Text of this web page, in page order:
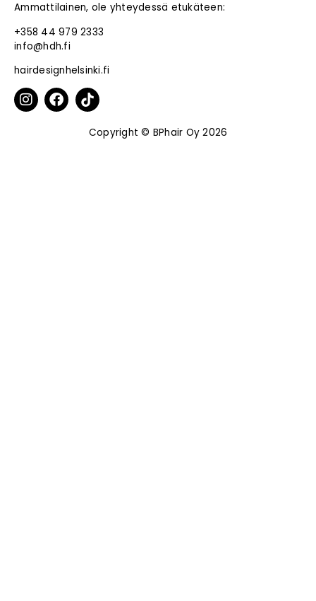
Ammattilainen, ole yhteydessä etukäteen:
+358 44 979 2333
info@hdh.fi
hairdesignhelsinki.fi
Copyright © BPhair Oy 2026